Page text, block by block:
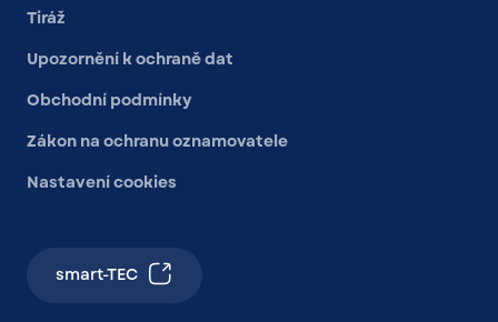
Tiráž
Upozornění k ochraně dat
Obchodní podmínky
Zákon na ochranu oznamovatele
Nastavení cookies
smart-TEC